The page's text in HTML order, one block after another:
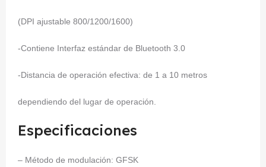
(DPI ajustable 800/1200/1600)
-Contiene Interfaz estándar de Bluetooth 3.0
-Distancia de operación efectiva: de 1 a 10 metros
dependiendo del lugar de operación.
Especificaciones
– Método de modulación: GFSK